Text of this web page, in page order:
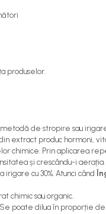
produselor.
de stropire sau
extract produc hormoni,
chimice. Prin aplicarea
și crescându-i
cu 30%. Atunci când
chimic sau organic.
poate dilua în proporție